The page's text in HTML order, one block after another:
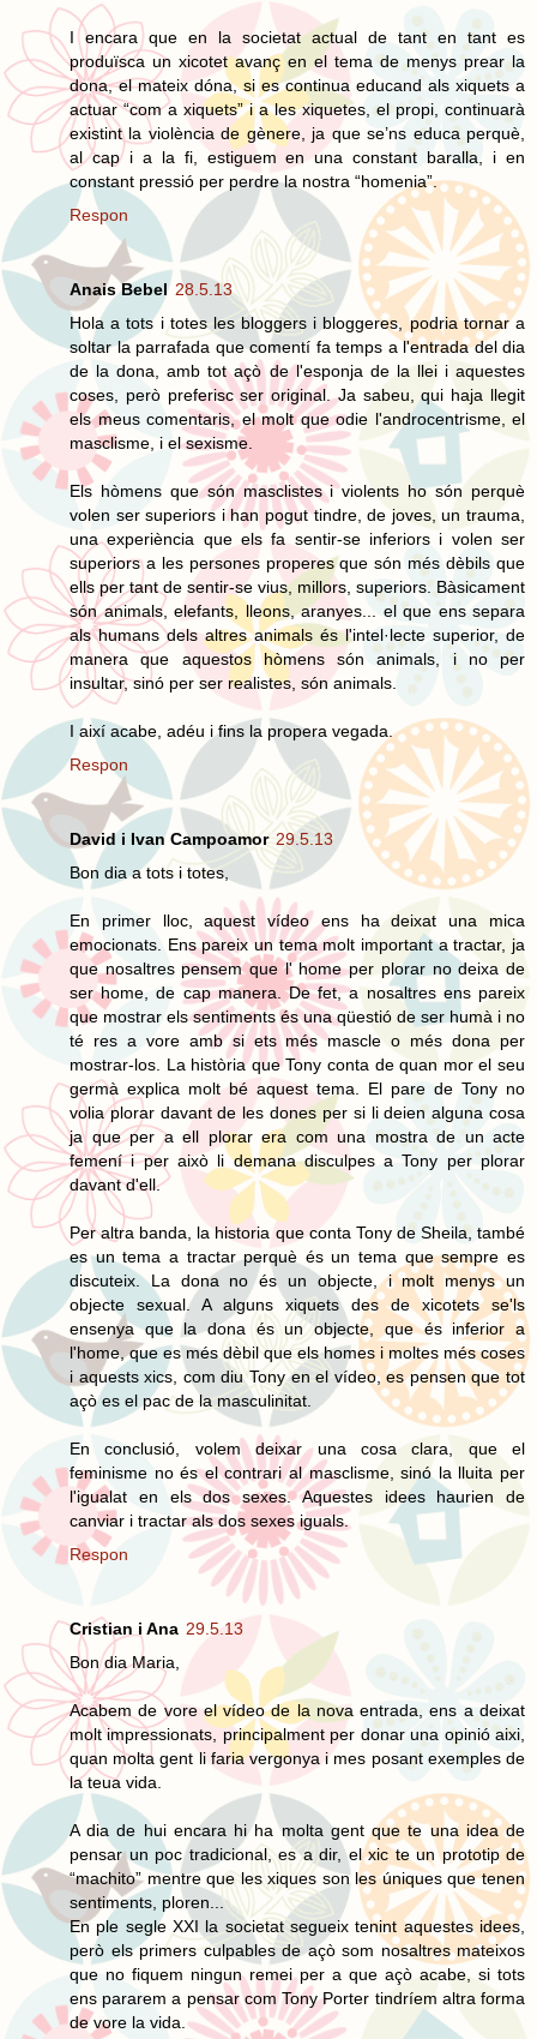
I encara que en la societat actual de tant en tant es
produïsca un xicotet avanç en el tema de menys prear la
dona, el mateix dóna, si es continua educand als xiquets a
actuar “com a xiquets” i a les xiquetes, el propi, continuarà
existint la violència de gènere, ja que se’ns educa perquè,
al cap i a la fi, estiguem en una constant baralla, i en
constant pressió per perdre la nostra “homenia”.
Respon
Anais Bebel 28.5.13
Hola a tots i totes les bloggers i bloggeres, podria tornar a
soltar la parrafada que comentí fa temps a l'entrada del dia
de la dona, amb tot açò de l'esponja de la llei i aquestes
coses, però preferisc ser original. Ja sabeu, qui haja llegit
els meus comentaris, el molt que odie l'androcentrisme, el
masclisme, i el sexisme.
Els hòmens que són masclistes i violents ho són perquè
volen ser superiors i han pogut tindre, de joves, un trauma,
una experiència que els fa sentir-se inferiors i volen ser
superiors a les persones properes que són més dèbils que
ells per tant de sentir-se vius, millors, superiors. Bàsicament
són animals, elefants, lleons, aranyes... el que ens separa
als humans dels altres animals és l'intel·lecte superior, de
manera que aquestos hòmens són animals, i no per
insultar, sinó per ser realistes, són animals.
I així acabe, adéu i fins la propera vegada.
Respon
David i Ivan Campoamor 29.5.13
Bon dia a tots i totes,
En primer lloc, aquest vídeo ens ha deixat una mica
emocionats. Ens pareix un tema molt important a tractar, ja
que nosaltres pensem que l' home per plorar no deixa de
ser home, de cap manera. De fet, a nosaltres ens pareix
que mostrar els sentiments és una qüestió de ser humà i no
té res a vore amb si ets més mascle o més dona per
mostrar-los. La història que Tony conta de quan mor el seu
germà explica molt bé aquest tema. El pare de Tony no
volia plorar davant de les dones per si li deien alguna cosa
ja que per a ell plorar era com una mostra de un acte
femení i per això li demana disculpes a Tony per plorar
davant d'ell.
Per altra banda, la historia que conta Tony de Sheila, també
es un tema a tractar perquè és un tema que sempre es
discuteix. La dona no és un objecte, i molt menys un
objecte sexual. A alguns xiquets des de xicotets se'ls
ensenya que la dona és un objecte, que és inferior a
l'home, que es més dèbil que els homes i moltes més coses
i aquests xics, com diu Tony en el vídeo, es pensen que tot
açò es el pac de la masculinitat.
En conclusió, volem deixar una cosa clara, que el
feminisme no és el contrari al masclisme, sinó la lluita per
l'igualat en els dos sexes. Aquestes idees haurien de
canviar i tractar als dos sexes iguals.
Respon
Cristian i Ana 29.5.13
Bon dia Maria,
Acabem de vore el vídeo de la nova entrada, ens a deixat
molt impressionats, principalment per donar una opinió aixi,
quan molta gent li faria vergonya i mes posant exemples de
la teua vida.
A dia de hui encara hi ha molta gent que te una idea de
pensar un poc tradicional, es a dir, el xic te un prototip de
“machito” mentre que les xiques son les úniques que tenen
sentiments, ploren...
En ple segle XXI la societat segueix tenint aquestes idees,
però els primers culpables de açò som nosaltres mateixos
que no fiquem ningun remei per a que açò acabe, si tots
ens pararem a pensar com Tony Porter tindríem altra forma
de vore la vida.